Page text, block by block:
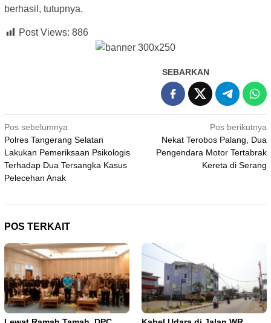
berhasil, tutupnya.
Post Views: 886
SEBARKAN
Navigasi
pos
Pos sebelumnya
Polres Tangerang Selatan
Lakukan Pemeriksaan Psikologis
Terhadap Dua Tersangka Kasus
Pelecehan Anak
Pos berikutnya
Nekat Terobos Palang, Dua
Pengendara Motor Tertabrak
Kereta di Serang
POS TERKAIT